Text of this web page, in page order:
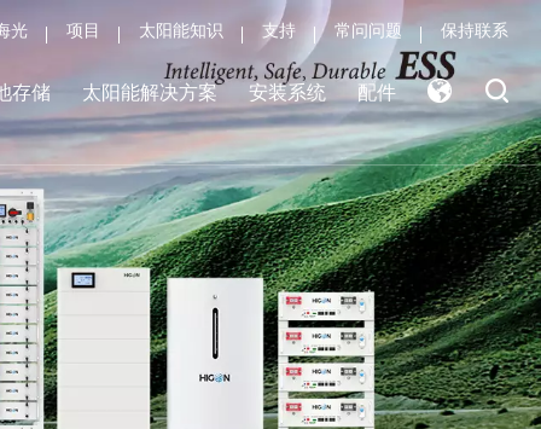
光 项目 太阳能知识 支持 常问问题 保持联系
存储 太阳能解决方案 安装系统 配件